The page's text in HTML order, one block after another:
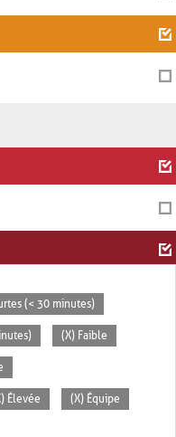
(< 30 minutes)
(X) Faible
Élevée (X) Équipe